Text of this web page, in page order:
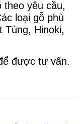
theo yêu cầu,
loại gỗ phù
Tùng, Hinoki,
được tư vấn.